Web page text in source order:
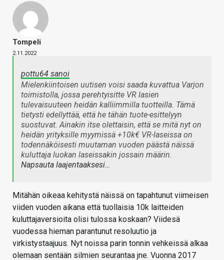
Tompeli
2.11.2022
pottu64 sanoi
Mielenkiintoisen uutisen voisi saada kuvattua Varjon
toimistolla, jossa perehtyisitte VR lasien
tulevaisuuteen heidän kalliimmilla tuotteilla. Tämä
tietysti edellyttää, että he tähän tuote-esittelyyn
suostuvat. Ainakin itse olettaisin, että se mitä nyt on
heidän yrityksille myymissä +10k€ VR-laseissa on
todennäköisesti muutaman vuoden päästä näissä
kuluttaja luokan laseissakin jossain määrin.
Napsauta laajentaaksesi…
Mitähän oikeaa kehitystä näissä on tapahtunut viimeisen
viiden vuoden aikana että tuollaisia 10k laitteiden
kuluttajaversioita olisi tulossa koskaan? Viidesä
vuodessa hieman parantunut resoluutio ja
virkistystaajuus. Nyt noissa parin tonnin vehkeissä alkaa
olemaan sentään silmien seurantaa jne. Vuonna 2017